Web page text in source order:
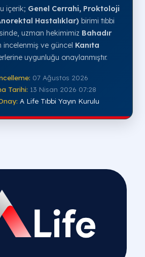
içerik; Genel Cerrahi, Proktoloji
Hastalıklar) birimi tıbbi
uzman hekimimiz Bahadır
incelenmiş ve güncel Kanıta
uygunluğu onaylanmıştır.
07 Ağustos 2026
Tarihi: 13 Nisan 2026 07:28
A Life Tıbbi Yayın Kurulu